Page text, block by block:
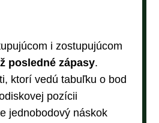
i zostupujúcom
posledné zápasy.
ktorí vedú tabuľku o bod
pozícii
jednobodový náskok